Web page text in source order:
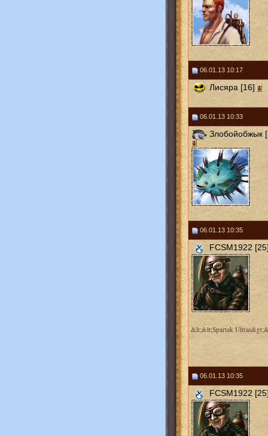
06.01.13 10:17
Лисяра [16]
06.01.13 10:33
Злобойобжык
06.01.13 10:35
FCSM1922
&lt;&lt;Spartak
06.01.13 10:35
FCSM1922